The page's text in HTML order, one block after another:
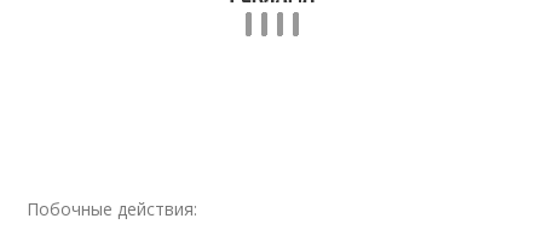
Побочные действия: